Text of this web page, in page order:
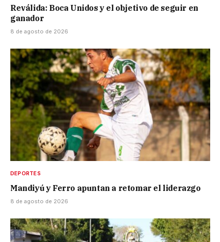
Reválida: Boca Unidos y el objetivo de seguir en
ganador
8 de agosto de 2026
DEPORTES
Mandiyú y Ferro apuntan a retomar el liderazgo
8 de agosto de 2026